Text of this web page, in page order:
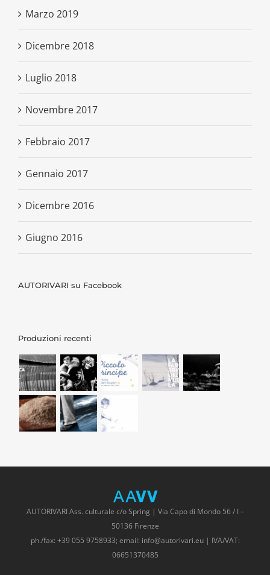
Marzo 2019
Dicembre 2018
Luglio 2018
Novembre 2017
Febbraio 2017
Gennaio 2017
Dicembre 2016
Giugno 2016
AUTORIVARI su Facebook
Produzioni recenti
AUTORIVARI Ass. culturale c/o Spring | Via Capo di Mondo 56 / I –
50136 Firenze
ph./fax: +39 055 9758933; email: info@autorivari.eu | IVA/VAT:
06651370485